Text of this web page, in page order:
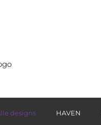
designs HAVEN